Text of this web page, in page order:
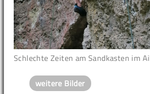
Schlechte Zeiten am Sandkasten im
weitere Bilder